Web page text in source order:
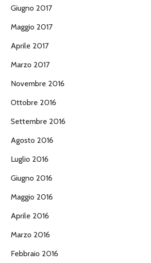
Giugno 2017
Maggio 2017
Aprile 2017
Marzo 2017
Novembre 2016
Ottobre 2016
Settembre 2016
Agosto 2016
Luglio 2016
Giugno 2016
Maggio 2016
Aprile 2016
Marzo 2016
Febbraio 2016